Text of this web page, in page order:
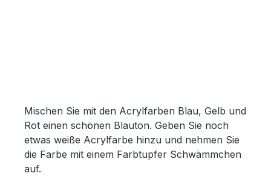
Mischen Sie mit den Acrylfarben Blau, Gelb und
Rot einen schönen Blauton. Geben Sie noch
etwas weiße Acrylfarbe hinzu und nehmen Sie
die Farbe mit einem Farbtupfer Schwämmchen
auf.